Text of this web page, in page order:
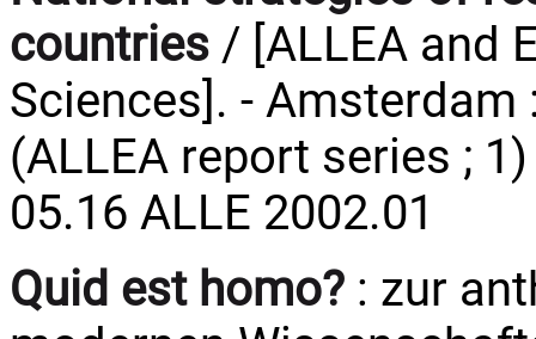
countries / [ALLEA and
Sciences]. - Amsterdam
(ALLEA report series ; 1)
05.16 ALLE 2002.01
Quid est homo? : zur